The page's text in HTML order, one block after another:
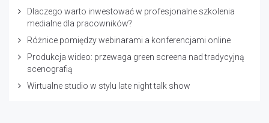
Dlaczego warto inwestować w profesjonalne szkolenia
medialne dla pracowników?
Różnice pomiędzy webinarami a konferencjami online
Produkcja wideo: przewaga green screena nad tradycyjną
scenografią
Wirtualne studio w stylu late night talk show